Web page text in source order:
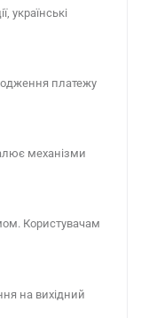
українські
платежу
механізми
Користувачам
на вихідний